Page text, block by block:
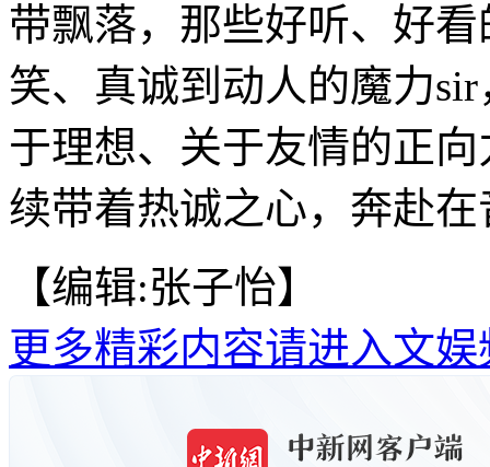
带飘落，那些好听、好
笑、真诚到动人的魔力
于理想、关于友情的正
续带着热诚之心，奔赴
【编辑:张子怡】
更多精彩内容请进入文娱